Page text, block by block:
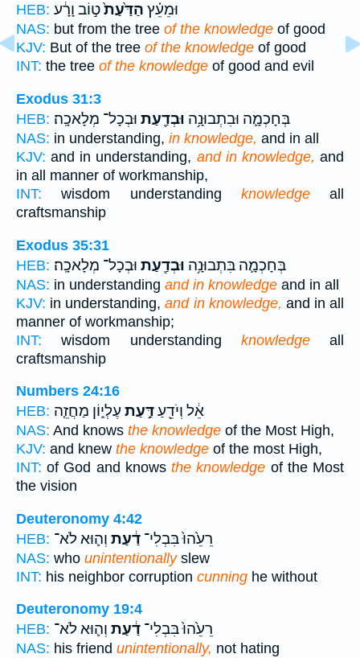
HEB:
וּמֵעֵ֗ץ הַדַּ֙עַת֙ט֣וֹב וָרָ֔ע
NAS: but from the tree of the knowledge of good
KJV: But of the tree of the knowledge of good
INT: the tree of the knowledge of good and evil
Exodus 31:3
HEB:
בְּחָכְמָ֛ה וּבִתְבוּנָ֥ה וּבְדַ֖עַת וּבְכָל־ מְלָאכָֽה׃
NAS: in understanding, in knowledge, and in all
KJV: and in understanding, and in knowledge, and
in all manner of workmanship,
INT: wisdom understanding knowledgeall
craftsmanship
Exodus 35:31
HEB:
בְּחָכְמָ֛ה בִּתְבוּנָ֥ה וּבְדַ֖עַת וּבְכָל־ מְלָאכָֽה׃
NAS: in understanding and in knowledge and in all
KJV: in understanding,and in knowledge, and in all
manner of workmanship;
INT: wisdom understanding knowledgeall
craftsmanship
Numbers 24:16
HEB:
אֵ֔ל וְיֹדֵ֖עַדַּ֣עַת עֶלְי֑וֹן מַחֲזֵ֤ה
NAS: And knows the knowledge of the Most High,
KJV: and knew the knowledge of the most High,
INT: of God and knowsthe knowledge of the Most
the vision
Deuteronomy 4:42
HEB:
רֵעֵ֙הוּ֙ בִּבְלִי־ דַ֔עַת וְה֛וּא לֹא־
NAS: who unintentionallyslew
INT: his neighbor corruption cunning he without
Deuteronomy 19:4
HEB:
רֵעֵ֙הוּ֙ בִּבְלִי־ דַ֔עַת וְה֛וּא לֹא־
NAS: his friend unintentionally, not hating